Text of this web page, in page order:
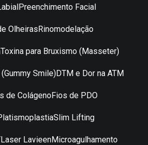
Preenchimento Facial
OlheirasRinomodelação
Toxina para Bruxismo (Masseter)
Smile)DTM e Dor na ATM
de ColágenoFios de PDO
Slim Lifting
Laser LavieenMicroagulhamento